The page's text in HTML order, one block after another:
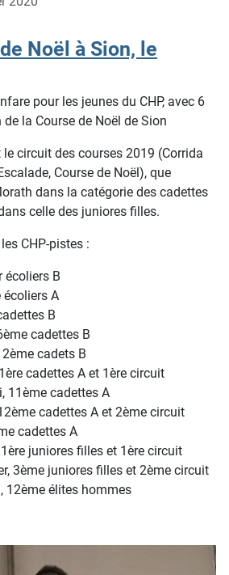
Noël à Sion, le
pour les jeunes du CHP, avec 6
la Course de Noël de Sion
circuit des courses 2019 (Corrida
Course de Noël), que
dans la catégorie des cadettes
celle des juniores filles.
CHP-pistes :
écoliers B
écoliers A
B
cadettes B
cadets B
cadettes A et 1ère circuit
11ème cadettes A
cadettes A et 2ème circuit
cadettes A
juniores filles et 1ère circuit
3ème juniores filles et 2ème circuit
12ème élites hommes